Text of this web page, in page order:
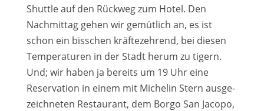
Shuttle auf den Rückweg zum Hotel. Den
Nachmittag gehen wir gemüt­lich an, es ist
schon ein biss­chen kräf­te­zeh­rend, bei die­sen
Temperaturen in der Stadt her­um zu tigern.
Und; wir haben ja bereits um 19 Uhr eine
Reservation in einem mit Michelin Stern aus­ge­
zeich­ne­ten Restaurant, dem Borgo San Jacopo,